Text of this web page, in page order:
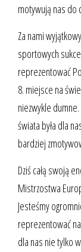
motywują nas do
Za nami
sportowych
reprezentować
8. miejsce na
niezwykle dumne.
świata była dla
bardziej
Dziś całą swoją
Mistrzostwa
Jesteśmy
reprezentować
dla nas nie tylko